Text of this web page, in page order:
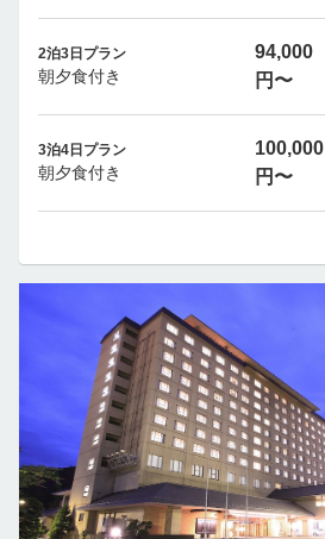
2泊3日プラン
朝夕食付き
94,000
円〜
3泊4日プラン
朝夕食付き
100,000
円〜